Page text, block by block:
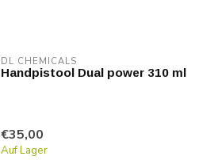
DL CHEMICALS
Handpistool Dual power 310 ml
€35,00
Auf Lager